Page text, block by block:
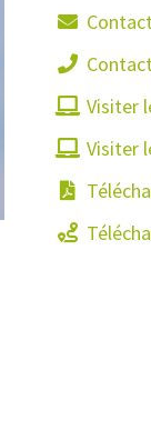
Visiter
Visiter